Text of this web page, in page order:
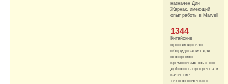
назначен Дин
Жарнак, имеющий
опыт работы в Marvell
1344
Китайские
производители
оборудования для
полировки
кремниевых пластин
добились прогресса в
качестве
технологического